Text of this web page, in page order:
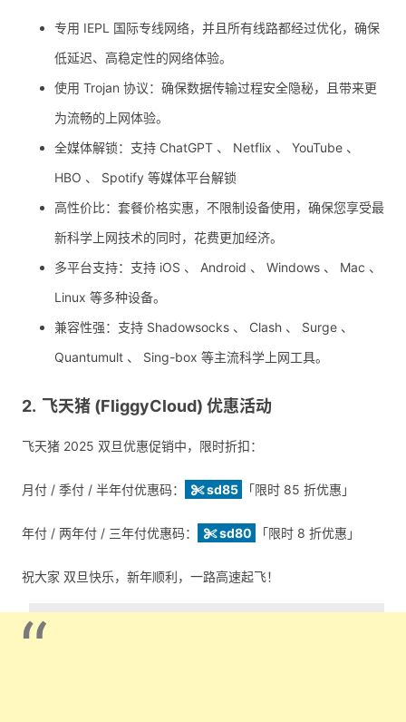
专用 IEPL 国际专线网络，并且所有线路都经过优化，确保
低延迟、高稳定性的网络体验。
使用 Trojan 协议：确保数据传输过程安全隐秘，且带来更
为流畅的上网体验。
全媒体解锁：支持 ChatGPT 、 Netflix 、 YouTube 、
HBO 、 Spotify 等媒体平台解锁
高性价比：套餐价格实惠，不限制设备使用，确保您享受最
新科学上网技术的同时，花费更加经济。
多平台支持：支持 iOS 、 Android 、 Windows 、 Mac 、
Linux 等多种设备。
兼容性强：支持 Shadowsocks 、 Clash 、 Surge 、
Quantumult 、 Sing-box 等主流科学上网工具。
飞天猪 (FliggyCloud) 优惠活动
飞天猪 2025 双旦优惠促销中，限时折扣：
月付 / 季付 / 半年付优惠码： sd85 「限时 85 折优惠」
年付 / 两年付 / 三年付优惠码： sd80 「限时 8 折优惠」
祝大家 双旦快乐，新年顺利，一路高速起飞！